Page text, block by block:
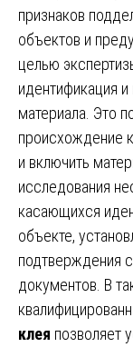
признаков
объектов и
целью
идентификация
материала. Это
происхождение
и включить
исследования
касающихся
объекте,
подтверждения
документов. В
клея позволяет